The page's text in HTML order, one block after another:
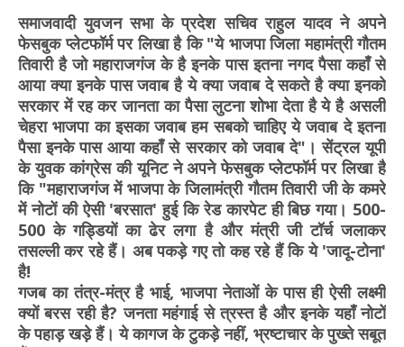
समाजवादी युवजन सभा के प्रदेश सचिव राहुल यादव ने अपने
फेसबुक प्लेटफॉर्म पर लिखा है कि "ये भाजपा जिला महामंत्री गौतम
तिवारी है जो महाराजगंज के है इनके पास इतना नगद पैसा कहाँ से
आया क्या इनके पास जवाब है ये क्या जवाब दे सकते है क्या इनको
सरकार में रह कर जानता का पैसा लुटना शोभा देता है ये है असली
चेहरा भाजपा का इसका जवाब हम सबको चाहिए ये जवाब दे इतना
पैसा इनके पास आया कहाँ से सरकार को जवाब दे"। सेंट्रल यूपी
के युवक कांग्रेस की यूनिट ने अपने फेसबुक प्लेटफॉर्म पर लिखा है
कि "महाराजगंज में भाजपा के जिलामंत्री गौतम तिवारी जी के कमरे
में नोटों की ऐसी 'बरसात' हुई कि रेड कारपेट ही बिछ गया। 500-
500 के गड्डियों का ढेर लगा है और मंत्री जी टॉर्च जलाकर
तसल्ली कर रहे हैं। अब पकड़े गए तो कह रहे हैं कि ये 'जादू-टोना'
है!
गजब का तंत्र-मंत्र है भाई, भाजपा नेताओं के पास ही ऐसी लक्ष्मी
क्यों बरस रही है? जनता महंगाई से त्रस्त है और इनके यहाँ नोटों
के पहाड़ खड़े हैं। ये कागज के टुकड़े नहीं, भ्रष्टाचार के पुख्ते सबूत